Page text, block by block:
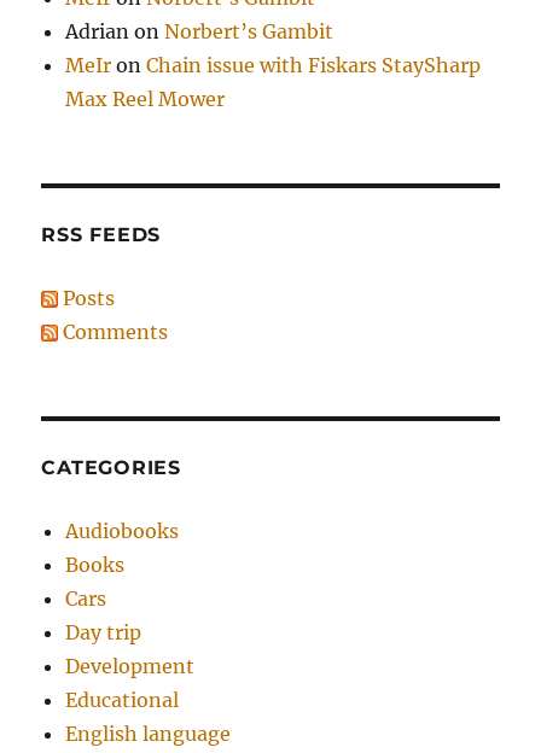
Adrian onNorbert’s Gambit
MeIr onChain issue with Fiskars StaySharp
Max Reel Mower
RSS FEEDS
Posts
Comments
CATEGORIES
Audiobooks
Books
Cars
Day trip
Development
Educational
English language